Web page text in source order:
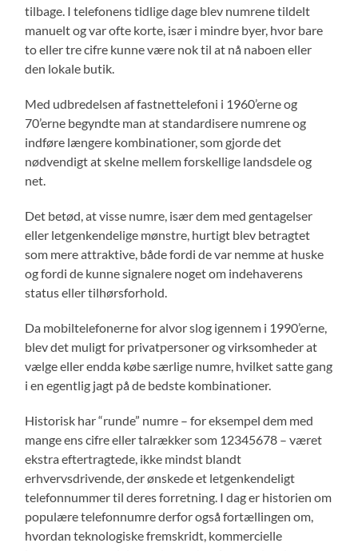
tilbage. I telefonens tidlige dage blev numrene tildelt
manuelt og var ofte korte, især i mindre byer, hvor bare
to eller tre cifre kunne være nok til at nå naboen eller
den lokale butik.
Med udbredelsen af fastnettelefoni i 1960’erne og
70’erne begyndte man at standardisere numrene og
indføre længere kombinationer, som gjorde det
nødvendigt at skelne mellem forskellige landsdele og
net.
Det betød, at visse numre, især dem med gentagelser
eller letgenkendelige mønstre, hurtigt blev betragtet
som mere attraktive, både fordi de var nemme at huske
og fordi de kunne signalere noget om indehaverens
status eller tilhørsforhold.
Da mobiltelefonerne for alvor slog igennem i 1990’erne,
blev det muligt for privatpersoner og virksomheder at
vælge eller endda købe særlige numre, hvilket satte gang
i en egentlig jagt på de bedste kombinationer.
Historisk har “runde” numre – for eksempel dem med
mange ens cifre eller talrækker som 12345678 – været
ekstra eftertragtede, ikke mindst blandt
erhvervsdrivende, der ønskede et letgenkendeligt
telefonnummer til deres forretning. I dag er historien om
populære telefonnumre derfor også fortællingen om,
hvordan teknologiske fremskridt, kommercielle